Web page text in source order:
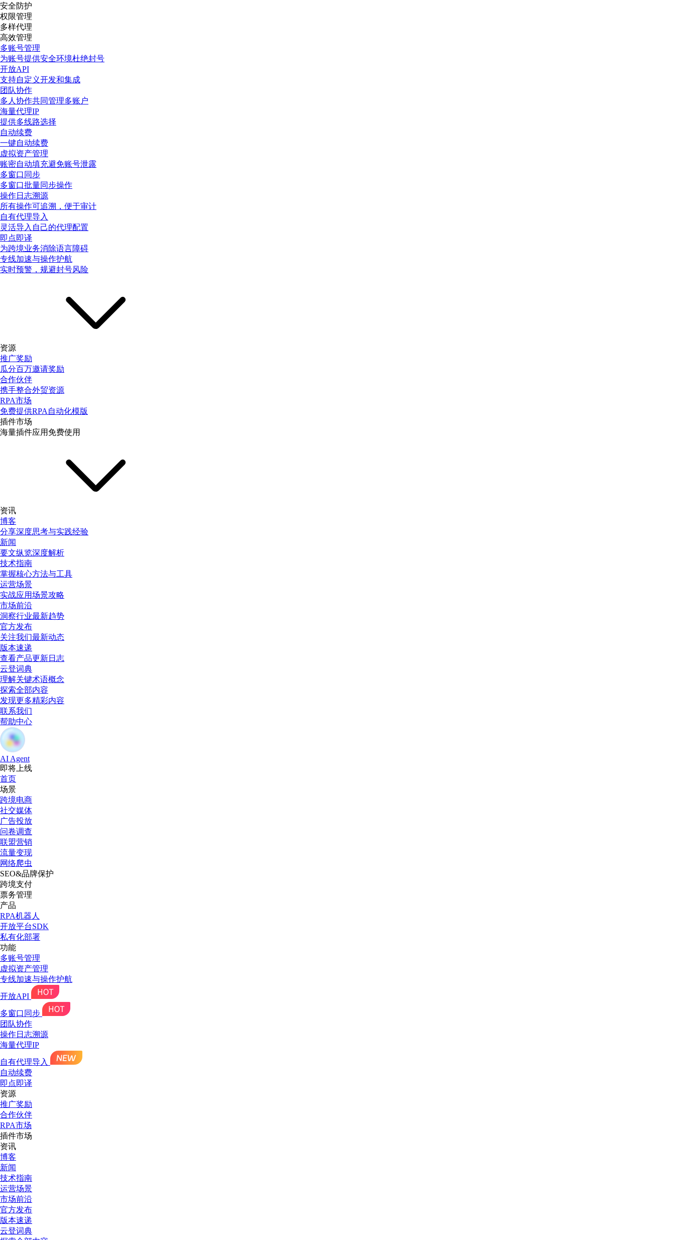
安全防护
权限管理
多样代理
高效管理
多账号管理
为账号提供安全环境杜绝封号
开放API
支持自定义开发和集成
团队协作
多人协作共同管理多账户
海量代理IP
提供多线路选择
自动续费
一键自动续费
虚拟资产管理
账密自动填充避免账号泄露
多窗口同步
多窗口批量同步操作
操作日志溯源
所有操作可追溯，便于审计
自有代理导入
灵活导入自己的代理配置
即点即译
为跨境业务消除语言障碍
专线加速与操作护航
实时预警，规避封号风险
资源
推广奖励
瓜分百万邀请奖励
合作伙伴
携手整合外贸资源
RPA市场
免费提供RPA自动化模版
插件市场
海量插件应用免费使用
资讯
博客
分享深度思考与实践经验
新闻
要文纵览深度解析
技术指南
掌握核心方法与工具
运营场景
实战应用场景攻略
市场前沿
洞察行业最新趋势
官方发布
关注我们最新动态
版本速递
查看产品更新日志
云登词典
理解关键术语概念
探索全部内容
发现更多精彩内容
联系我们
帮助中心
AI Agent
即将上线
首页
场景
跨境电商
社交媒体
广告投放
问卷调查
联盟营销
流量变现
网络爬虫
SEO&品牌保护
跨境支付
票务管理
产品
RPA机器人
开放平台SDK
私有化部署
功能
多账号管理
虚拟资产管理
专线加速与操作护航
开放API
多窗口同步
团队协作
操作日志溯源
海量代理IP
自有代理导入
自动续费
即点即译
资源
推广奖励
合作伙伴
RPA市场
插件市场
资讯
博客
新闻
技术指南
运营场景
市场前沿
官方发布
版本速递
云登词典